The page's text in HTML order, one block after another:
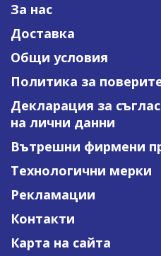
За нас
Доставка
Общи условия
Политика за
Декларация за
на лични данни
Вътрешни фирмени
Технологични мерки
Рекламации
Контакти
Карта на сайта